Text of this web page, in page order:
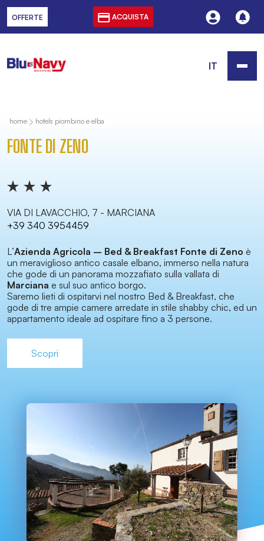
OFFERTE ACQUISTA
IT
home hotels piombino e elba
FONTE DI ZENO
VIA DI LAVACCHIO, 7 - MARCIANA
+39 340 3954459
L’Azienda Agricola – Bed & Breakfast Fonte di Zeno è
un meraviglioso antico casale elbano, immerso nella natura
che gode di un panorama mozzafiato sulla vallata di
Marciana e sul suo antico borgo.
Saremo lieti di ospitarvi nel nostro Bed & Breakfast, che
gode di tre ampie camere arredate in stile shabby chic, ed un
appartamento ideale ad ospitare fino a 3 persone.
Scopri